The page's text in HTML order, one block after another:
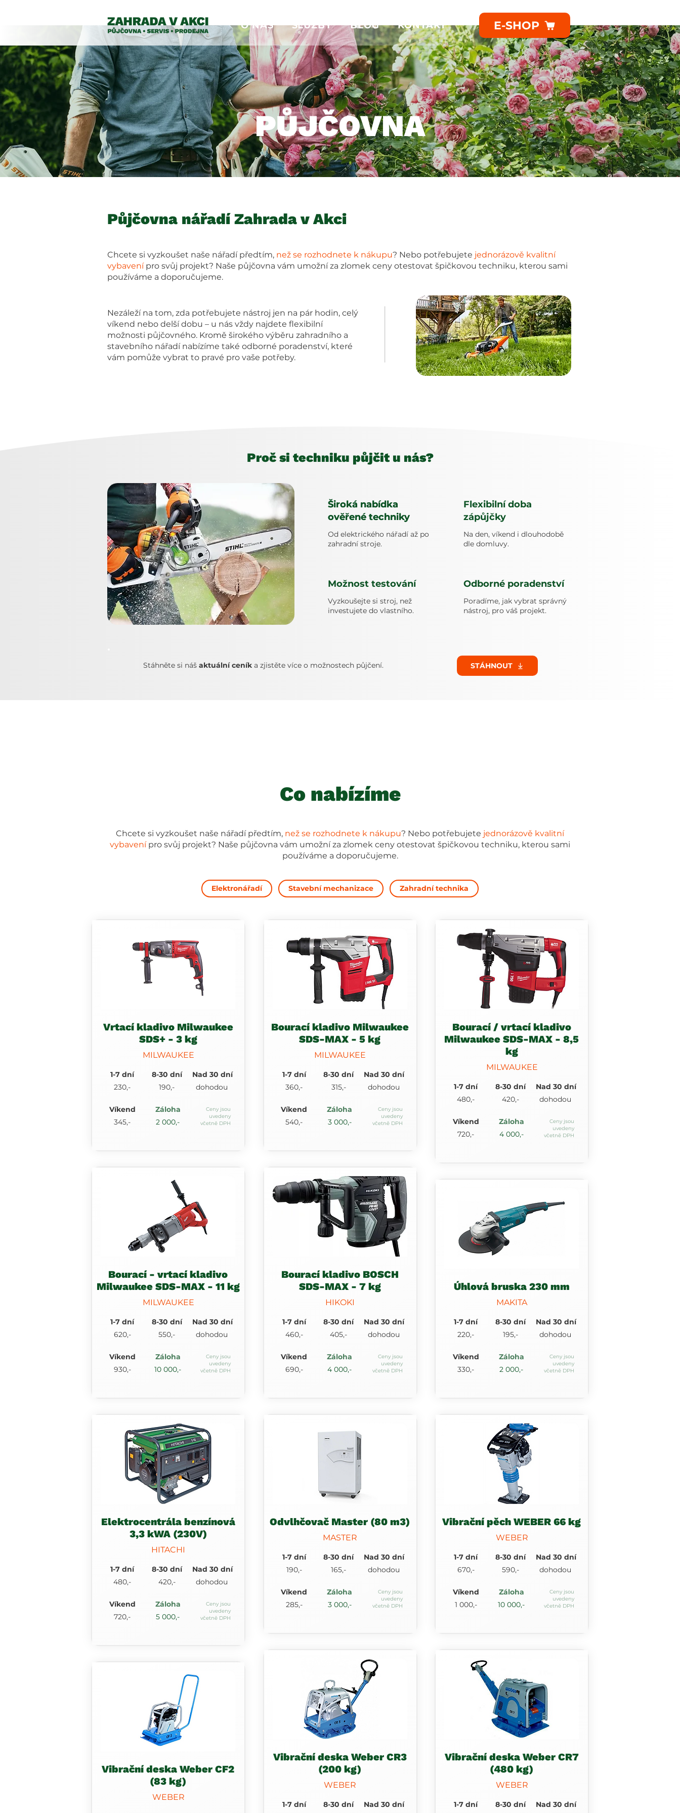
E-SHOP
O NÁS SLUŽBY BLOG KONTAKT
PŮJČOVNA
Půjčovna nářadí Zahrada v Akci
Chcete si vyzkoušet naše nářadí předtím, než se rozhodnete k nákupu? Nebo potřebujete jednorázově kvalitní
vybavenípro svůj projekt? Naše půjčovna vám umožní za zlomek ceny otestovat špičkovou techniku, kterou sami
používáme a doporučujeme.
Nezáleží na tom, zda potřebujete nástroj jen na pár hodin, celý
víkend nebo delší dobu – u nás vždy najdete flexibilní
možnosti půjčovného. Kromě širokého výběru zahradního a
stavebního nářadí nabízíme také odborné poradenství, které
vám pomůže vybrat to pravé pro vaše potřeby.
Proč si techniku půjčit u nás?
Široká nabídka
ověřené techniky
Široká nabídka
ověřené techniky
Od elektrického nářadí až po
zahradní stroje.
Možnost testování
Vyzkoušejte si stroj, než
investujete do vlastního.
Flexibilní doba
zápůjčky
Na den, víkend i dlouhodobě
dle domluvy.
Odborné poradenství
Poradíme, jak vybrat správný
nástroj, pro váš projekt.
Stáhněte si náš aktuální ceník a zjistěte více o možnostech půjčení. STÁHNOUT
Co nabízíme
Chcete si vyzkoušet naše nářadí předtím, než se rozhodnete k nákupu? Nebo potřebujete jednorázově kvalitní
vybavenípro svůj projekt? Naše půjčovna vám umožní za zlomek ceny otestovat špičkovou techniku, kterou sami
používáme a doporučujeme.
Elektronářadí Stavební mechanizace Zahradní technika
Vrtací kladivo Milwaukee
SDS+ - 3 kg
MILWAUKEE
1-7 dní
230,-
8-30 dní
190,-
Nad 30 dní
dohodou
Víkend
345,-
Záloha
2 000,-
Ceny jsou
uvedeny
včetně DPH
Bourací - vrtací kladivo
Milwaukee SDS-MAX - 11 kg
MILWAUKEE
1-7 dní
620,-
8-30 dní
550,-
Nad 30 dní
dohodou
Víkend
930,-
Záloha
10 000,-
Ceny jsou
uvedeny
včetně DPH
Elektrocentrála benzínová
3,3 kWA (230V)
HITACHI
1-7 dní
480,-
8-30 dní
420,-
Nad 30 dní
dohodou
Víkend
720,-
Záloha
5 000,-
Ceny jsou
uvedeny
včetně DPH
Vibrační deska Weber CF2
(83 kg)
WEBER
Bourací kladivo Milwaukee
SDS-MAX - 5 kg
MILWAUKEE
1-7 dní
360,-
8-30 dní
315,-
Nad 30 dní
dohodou
Víkend
540,-
Záloha
3 000,-
Ceny jsou
uvedeny
včetně DPH
Bourací kladivo BOSCH
SDS-MAX - 7 kg
HIKOKI
1-7 dní
460,-
8-30 dní
405,-
Nad 30 dní
dohodou
Víkend
690,-
Záloha
4 000,-
Ceny jsou
uvedeny
včetně DPH
Odvlhčovač Master (80 m3)
MASTER
1-7 dní
190,-
8-30 dní
165,-
Nad 30 dní
dohodou
Víkend
285,-
Záloha
3 000,-
Ceny jsou
uvedeny
včetně DPH
Vibrační deska Weber CR3
(200 kg)
WEBER
1-7 dní
8-30 dní
Nad 30 dní
Bourací / vrtací kladivo
Milwaukee SDS-MAX - 8,5
kg
MILWAUKEE
1-7 dní
480,-
8-30 dní
420,-
Nad 30 dní
dohodou
Víkend
720,-
Záloha
4 000,-
Ceny jsou
uvedeny
včetně DPH
Úhlová bruska 230 mm
MAKITA
1-7 dní
220,-
8-30 dní
195,-
Nad 30 dní
dohodou
Víkend
330,-
Záloha
2 000,-
Ceny jsou
uvedeny
včetně DPH
Vibrační pěch WEBER 66 kg
WEBER
1-7 dní
670,-
8-30 dní
590,-
Nad 30 dní
dohodou
Víkend
1 000,-
Záloha
10 000,-
Ceny jsou
uvedeny
včetně DPH
Vibrační deska Weber CR7
(480 kg)
WEBER
1-7 dní
8-30 dní
Nad 30 dní